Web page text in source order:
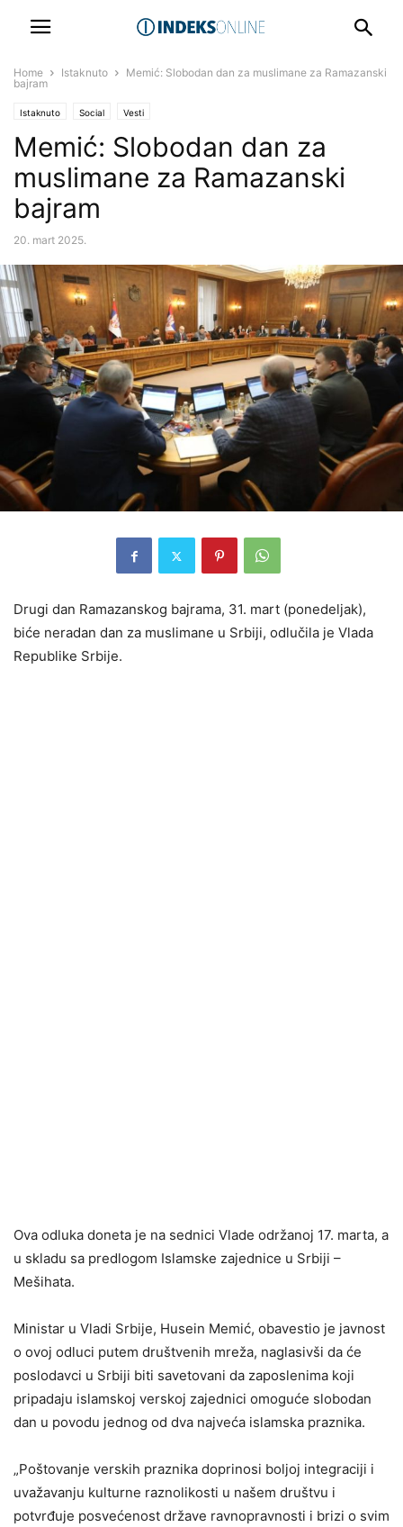
Home Istaknuto
Memić: Slobodan dan za muslimane za Ramazanski
bajram
Istaknuto Social Vesti
Memić: Slobodan dan za
muslimane za Ramazanski
bajram
20. mart 2025.
Drugi dan Ramazanskog bajrama, 31. mart (ponedeljak),
biće neradan dan za muslimane u Srbiji, odlučila je Vlada
Republike Srbije.
Ova odluka doneta je na sednici Vlade održanoj 17. marta, a
u skladu sa predlogom Islamske zajednice u Srbiji –
Mešihata.
Ministar u Vladi Srbije, Husein Memić, obavestio je javnost
o ovoj odluci putem društvenih mreža, naglasivši da će
poslodavci u Srbiji biti savetovani da zaposlenima koji
pripadaju islamskoj verskoj zajednici omoguće slobodan
dan u povodu jednog od dva najveća islamska praznika.
„Poštovanje verskih praznika doprinosi boljoj integraciji i
uvažavanju kulturne raznolikosti u našem društvu i
potvrđuje posvećenost države ravnopravnosti i brizi o svim